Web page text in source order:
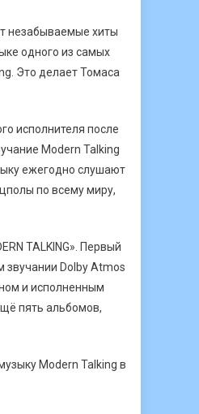
незабываемые хиты
одного из самых
Это делает Томаса
исполнителя после
Modern Talking
ежегодно слушают
по всему миру,
TALKING». Первый
звучании Dolby Atmos
и исполненным
пять альбомов,
Modern Talking в